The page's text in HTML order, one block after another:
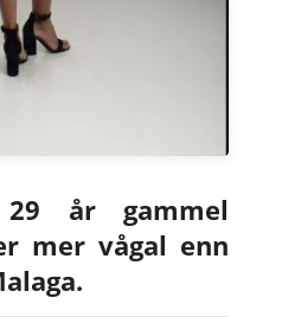
år gammel
mer vågal enn